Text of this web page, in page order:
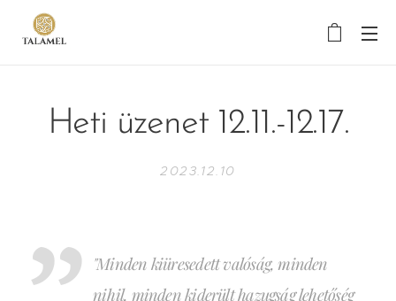
Heti üzenet 12.11.-12.17.
2023.12.10
"Minden kiüresedett valóság, minden
nihil, minden kiderült hazugság lehetőség